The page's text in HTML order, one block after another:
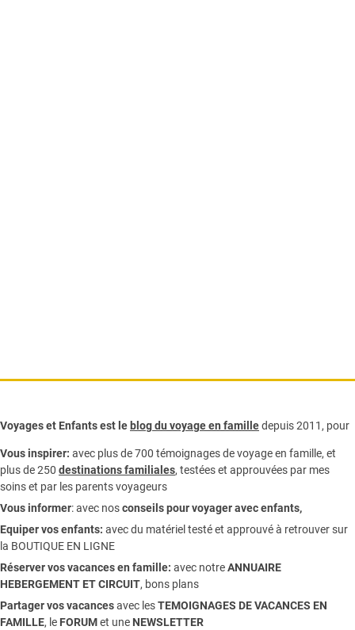
Voyages et Enfants est le blog du voyage en familledepuis 2011, pour
Vous inspirer: avec plus de 700 témoignages devoyage en famille, et
plus de 250 destinations familiales, testées et approuvées par mes
soins et par les parents voyageurs
Vous informer:avec nosconseils pour voyager avec enfants,
Equiper vos enfants: avec du matériel testé et approuvé à retrouver sur
la BOUTIQUE EN LIGNE
Réserver vos vacances en famille: avec notreANNUAIRE
HEBERGEMENT ET CIRCUIT, bons plans
Partager vos vacancesavec lesTEMOIGNAGES DE VACANCES EN
FAMILLE, le FORUMet une NEWSLETTER